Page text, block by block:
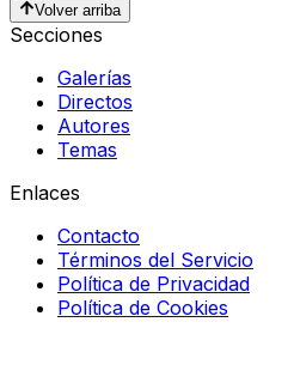
Volver arriba
Secciones
Galerías
Directos
Autores
Temas
Enlaces
Contacto
Términos del Servicio
Política de Privacidad
Política de Cookies